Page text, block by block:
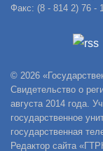
Факс: (8 - 814 2) 76 -
© 2026
Свидетельство о
августа 2014 года.
государственное
государственная
Редактор сайта